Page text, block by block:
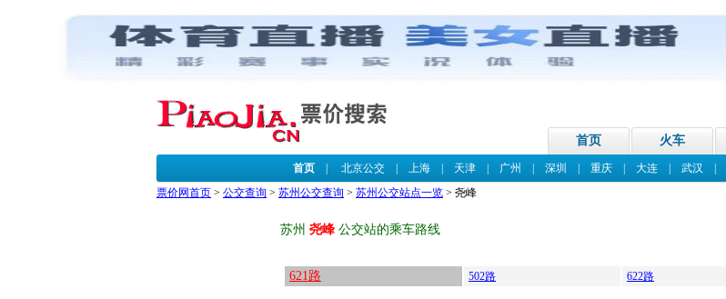
首页 火车
首页| 北京公交| 上海| 天津| 广州 深圳 重庆| 大连| 武汉
票价网首页 > 公交查询 > 苏州公交查询 > 苏州公交站点一览 > 尧峰
苏州 尧峰 公交站的乘车路线
621路 502路 622路